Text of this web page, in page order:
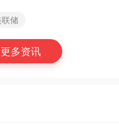
联储
多资讯